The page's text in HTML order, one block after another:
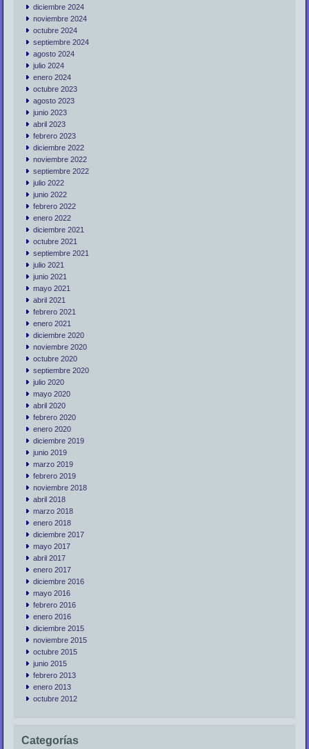
diciembre 2024
noviembre 2024
octubre 2024
septiembre 2024
agosto 2024
julio 2024
enero 2024
octubre 2023
agosto 2023
junio 2023
abril 2023
febrero 2023
diciembre 2022
noviembre 2022
septiembre 2022
julio 2022
junio 2022
febrero 2022
enero 2022
diciembre 2021
octubre 2021
septiembre 2021
julio 2021
junio 2021
mayo 2021
abril 2021
febrero 2021
enero 2021
diciembre 2020
noviembre 2020
octubre 2020
septiembre 2020
julio 2020
mayo 2020
abril 2020
febrero 2020
enero 2020
diciembre 2019
junio 2019
marzo 2019
febrero 2019
noviembre 2018
abril 2018
marzo 2018
enero 2018
diciembre 2017
mayo 2017
abril 2017
enero 2017
diciembre 2016
mayo 2016
febrero 2016
enero 2016
diciembre 2015
noviembre 2015
octubre 2015
junio 2015
febrero 2013
enero 2013
octubre 2012
Categorías